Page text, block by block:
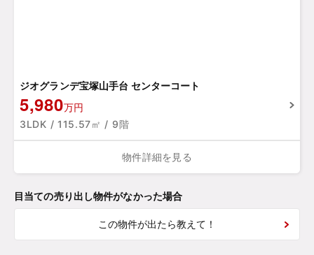
ジオグランデ宝塚山手台 センターコート
5,980万円
3LDK / 115.57㎡ / 9階
物件詳細を見る
目当ての売り出し物件がなかった場合
この物件が出たら教えて！